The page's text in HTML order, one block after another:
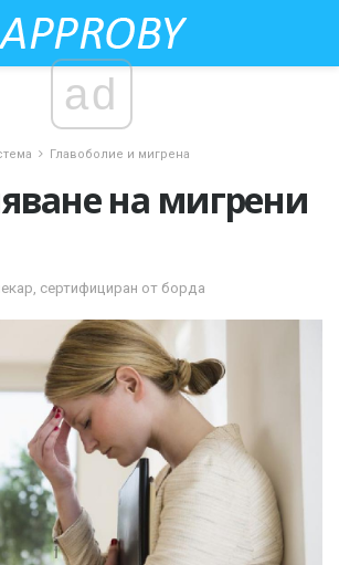
ad
Главоболие и мигрена
на мигрени
сертифициран от борда